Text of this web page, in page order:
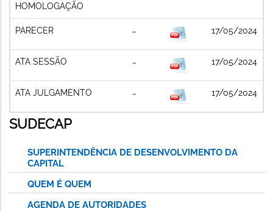
HOMOLOGAÇÃO
PARECER 17/05/2024
ATA SESSÃO 17/05/2024
ATA JULGAMENTO 17/05/2024
SUDECAP
SUPERINTENDÊNCIA DE DESENVOLVIMENTO DA
CAPITAL
QUEM É QUEM
AGENDA DE AUTORIDADES